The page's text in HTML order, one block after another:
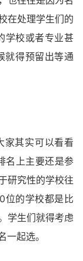
在处理学生们的
学校或者专业甚
就得预留出等通
家其实可以看看
名上主要还是参
研究性的学校往
位的学校都是比
学生们就得考虑
起选。